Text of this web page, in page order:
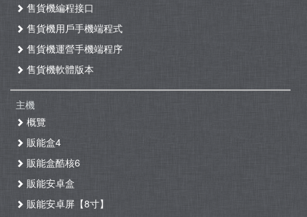
售貨機編程接口
售貨機用戶手機端程式
售貨機運營手機端程序
售貨機軟體版本
主機
概覽
販能盒4
販能盒酷核6
販能安卓盒
販能安卓屏【8寸】